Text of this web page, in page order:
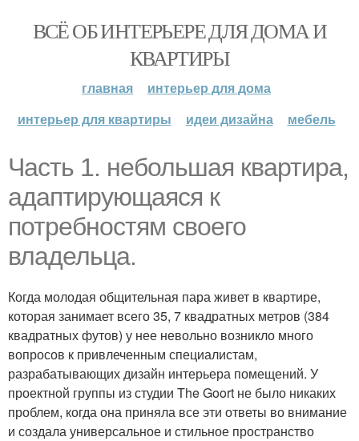
ВСЁ ОБ ИНТЕРЬЕРЕ ДЛЯ ДОМА И
КВАРТИРЫ
главная
интерьер для дома
интерьер для квартиры
идеи дизайна мебель
Часть 1. небольшая квартира,
адаптирующаяся к
потребностям своего
владельца.
Когда молодая общительная пара живет в квартире,
которая занимает всего 35, 7 квадратных метров (384
квадратных футов) у нее невольно возникло много
вопросов к привлеченным специалистам,
разрабатывающих дизайн интерьера помещений. У
проектной группы из студии The Goort не было никаких
проблем, когда она приняла все эти ответы во внимание
и создала универсальное и стильное пространство